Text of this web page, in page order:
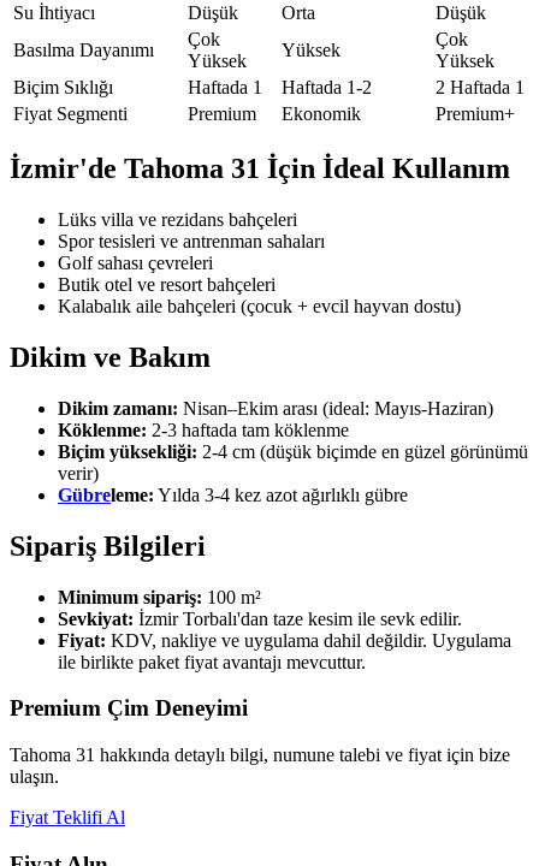
Su İhtiyacı
Düşük Orta
Düşük
Basılma Dayanımı
Çok
Yüksek
Yüksek
Çok
Yüksek
Biçim Sıklığı
Haftada 1 Haftada 1-2
2 Haftada 1
Fiyat Segmenti
Premium Ekonomik Premium+
İzmir'de Tahoma 31 İçin İdeal Kullanım
Lüks villa ve rezidans bahçeleri
Spor tesisleri ve antrenman sahaları
Golf sahası çevreleri
Butik otel ve resort bahçeleri
Kalabalık aile bahçeleri (çocuk + evcil hayvan dostu)
Dikim ve Bakım
Dikim zamanı: Nisan–Ekim arası (ideal: Mayıs-Haziran)
Köklenme: 2-3 haftada tam köklenme
Biçim yüksekliği: 2-4 cm (düşük biçimde en güzel görünümü
verir)
Gübreleme: Yılda 3-4 kez azot ağırlıklı gübre
Sipariş Bilgileri
Minimum sipariş: 100 m²
Sevkiyat: İzmir Torbalı'dan taze kesim ile sevk edilir.
Fiyat: KDV, nakliye ve uygulama dahil değildir. Uygulama
ile birlikte paket fiyat avantajı mevcuttur.
Premium Çim Deneyimi
Tahoma 31 hakkında detaylı bilgi, numune talebi ve fiyat için bize
ulaşın.
Fiyat Teklifi Al